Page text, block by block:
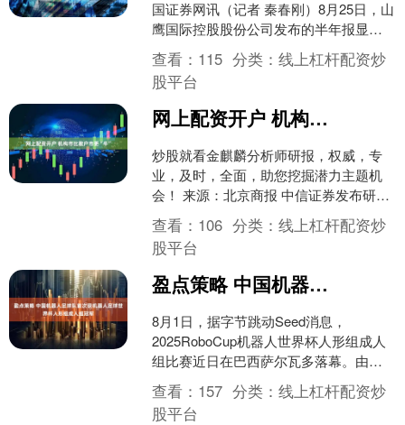
国证券网讯（记者 秦春刚）8月25日，山
鹰国际控股股份公司发布的半年报显
示，公司实现营业收入138.42亿元，归属
于上市公....
查看： 115 分类：线上杠杆配资炒
股平台
网上配资开户 机构市比散户市更“牛”
炒股就看金麒麟分析师研报，权威，专
业，及时，全面，助您挖掘潜力主题机
会！ 来源：北京商报 中信证券发布研报
称，本轮行情不是散户市。实际上，由
机构及其他“聪明钱”....
查看： 106 分类：线上杠杆配资炒
股平台
盈点策略 中国机器人足球队首次获机器人足球世界杯人形组成人组冠军
8月1日，据字节跳动Seed消息，
2025RoboCup机器人世界杯人形组成人
组比赛近日在巴西萨尔瓦多落幕。由字
节跳动Seed团队与清华大学赵明国教授
团队合作研....
查看： 157 分类：线上杠杆配资炒
股平台